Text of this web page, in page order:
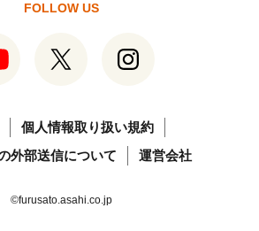
FOLLOW US
個人情報取り扱い規約
外部送信について
運営会社
©furusato.asahi.co.jp